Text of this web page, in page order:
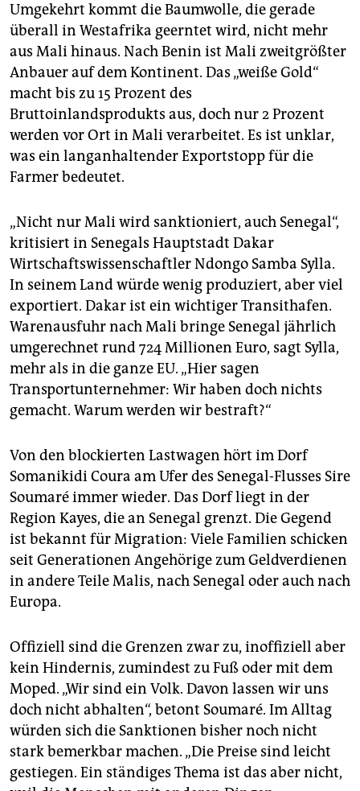
Umgekehrt kommt die Baumwolle, die gerade
überall in Westafrika geerntet wird, nicht mehr
aus Mali hinaus. Nach Benin ist Mali zweitgrößter
Anbauer auf dem Kontinent. Das „weiße Gold“
macht bis zu 15 Prozent des
Bruttoinlandsprodukts aus, doch nur 2 Prozent
werden vor Ort in Mali verarbeitet. Es ist unklar,
was ein langanhaltender Exportstopp für die
Farmer bedeutet.
„Nicht nur Mali wird sanktioniert, auch Senegal“,
kritisiert in Senegals Hauptstadt Dakar
Wirtschaftswissenschaftler Ndongo Samba Sylla.
In seinem Land würde wenig produziert, aber viel
exportiert. Dakar ist ein wichtiger Transithafen.
Warenausfuhr nach Mali bringe Senegal jährlich
umgerechnet rund 724 Millionen Euro, sagt Sylla,
mehr als in die ganze EU. „Hier sagen
Transportunternehmer: Wir haben doch nichts
gemacht. Warum werden wir bestraft?“
Von den blockierten Lastwagen hört im Dorf
Somanikidi Coura am Ufer des Senegal-Flusses Sire
Soumaré immer wieder. Das Dorf liegt in der
Region Kayes, die an Senegal grenzt. Die Gegend
ist bekannt für Migration: Viele Familien schicken
seit Generationen Angehörige zum Geldverdienen
in andere Teile Malis, nach Senegal oder auch nach
Europa.
Offiziell sind die Grenzen zwar zu, inoffiziell aber
kein Hindernis, zumindest zu Fuß oder mit dem
Moped. „Wir sind ein Volk. Davon lassen wir uns
doch nicht abhalten“, betont Soumaré. Im Alltag
würden sich die Sanktionen bisher noch nicht
stark bemerkbar machen. „Die Preise sind leicht
gestiegen. Ein ständiges Thema ist das aber nicht,